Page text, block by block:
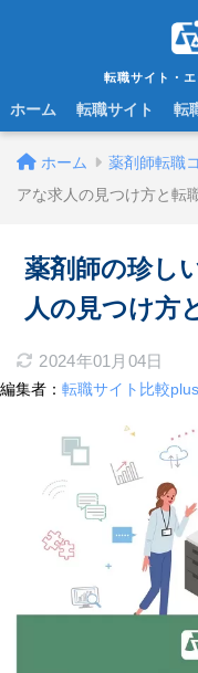
転職サイト・
ホーム 転職サイト 転
ホーム 薬剤師転職
アな求人の見つけ方と転
薬剤師の珍し
人の見つけ方
2024年01月04日
編集者： 転職サイト比較